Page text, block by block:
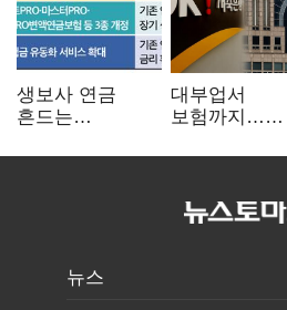
생보사 연금
흔드는
장수리스크'
대부업서
보험까지…
종합금융그룹
뉴스